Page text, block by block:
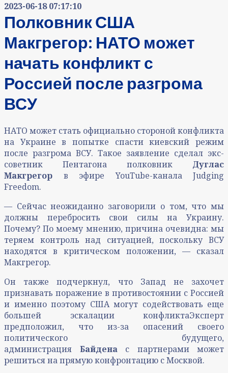
2023-06-18 07:17:10
Полковник США
Макгрегор: НАТО может
начать конфликт с
Россией после разгрома
ВСУ
НАТО может стать официально стороной конфликта
на Украине в попытке спасти киевский режим
после разгрома ВСУ. Такое заявление сделал экс-
советник Пентагона полковник Дуглас
Макгрегор в эфире YouTube-канала Judging
Freedom.
— Сейчас неожиданно заговорили о том, что мы
должны перебросить свои силы на Украину.
Почему? По моему мнению, причина очевидна: мы
теряем контроль над ситуацией, поскольку ВСУ
находятся в критическом положении, — сказал
Макгрегор.
Он также подчеркнул, что Запад не захочет
признавать поражение в противостоянии с Россией
и именно поэтому США могут содействовать еще
большей эскалации конфликтаЭксперт
предположил, что из-за опасений своего
политического будущего,
администрация Байденас партнерами может
решиться на прямую конфронтацию с Москвой.